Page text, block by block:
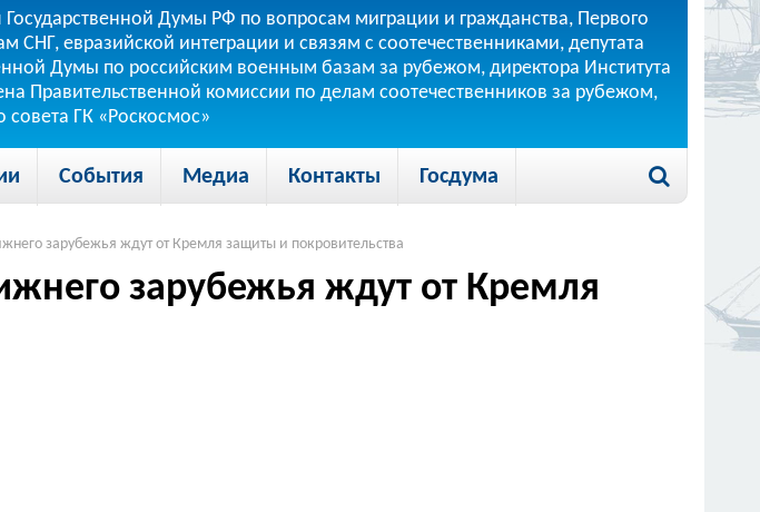
Думы РФ по вопросам миграции и гражданства, Первого
евразийской интеграции и связям с соотечественниками, депутата
Думы по российским военным базам за рубежом, директора Института
Правительственной комиссии по делам соотечественников за рубежом,
ГК «Роскосмос»
События Медиа Контакты Госдума
зарубежья ждут от Кремля защиты и покровительства
зарубежья ждут от Кремля